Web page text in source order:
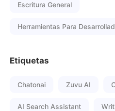
Escritura General
Herramientas Para
Etiquetas
Chatonai Zuvu AI
AI Search Assistant